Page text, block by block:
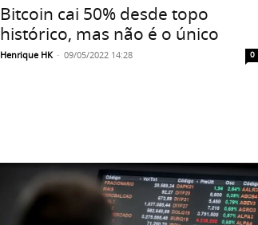
Bitcoin cai 50% desde topo
histórico, mas não é o único
Henrique HK - 09/05/2022 14:28 0